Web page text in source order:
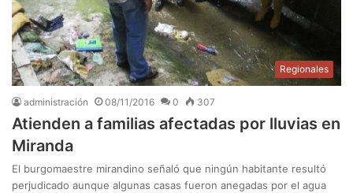
Regionales
administración 08/11/2016 0 307
Atienden a familias afectadas por lluvias en
Miranda
El burgomaestre mirandino señaló que ningún habitante resultó
perjudicado aunque algunas casas fueron anegadas por el agua